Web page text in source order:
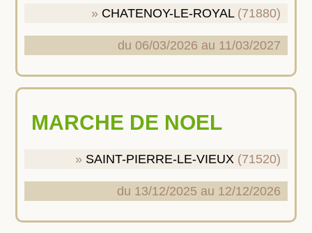
CHATENOY-LE-ROYAL(71880)
du 06/03/2026 au 11/03/2027
MARCHE DE NOEL
SAINT-PIERRE-LE-VIEUX (71520)
du 13/12/2025 au 12/12/2026